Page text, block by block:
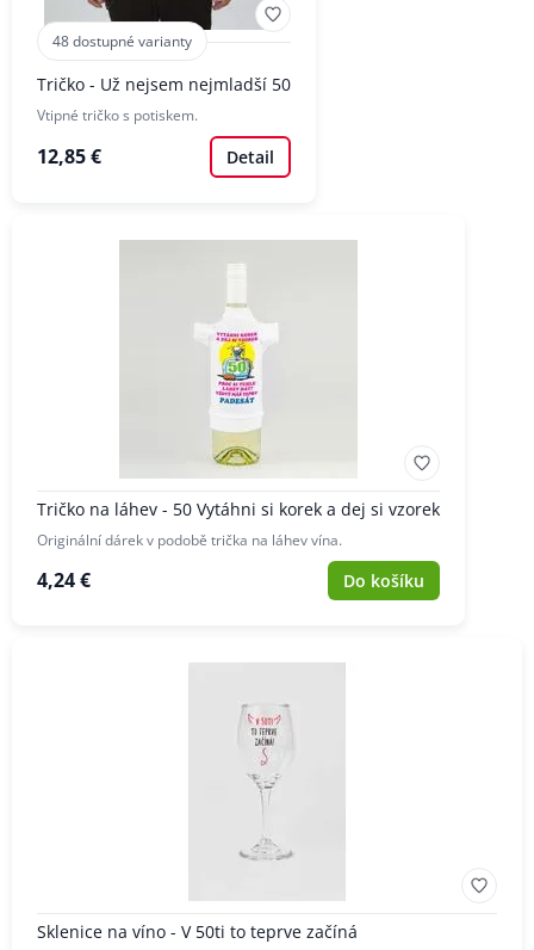
48 dostupné varianty
Tričko - Už nejsem nejmladší 50
Vtipné tričko s potiskem.
12,85 € Detail
Tričko na láhev - 50 Vytáhni si korek a dej si vzorek
Originální dárek v podobě trička na láhev vína.
4,24 € Do košíku
Sklenice na víno - V 50ti to teprve začíná